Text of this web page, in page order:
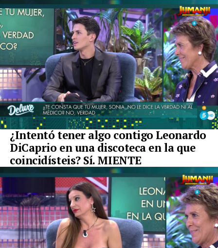
¿Intentó tener algo contigo Leonardo
DiCaprio en una discoteca en la que
coincidísteis? Sí. MIENTE